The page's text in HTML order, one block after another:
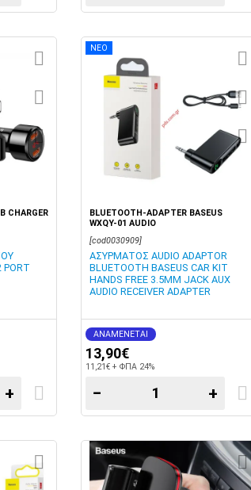
CHARGER
PORT
+
ΝΕΟ
BLUETOOTH-ADAPTER BASEUS
WXQY-01 AUDIO
[cod0030909]
ΑΣΥΡΜΑΤΟΣ AUDIO ADAPTOR
BLUETOOTH BASEUS CAR KIT
HANDS FREE 3.5MM JACK AUX
AUDIO RECEIVER ADAPTER
ΑΝΑΜΕΝΕΤΑΙ
13,90€
11,21€ + ΦΠΑ 24%
− +